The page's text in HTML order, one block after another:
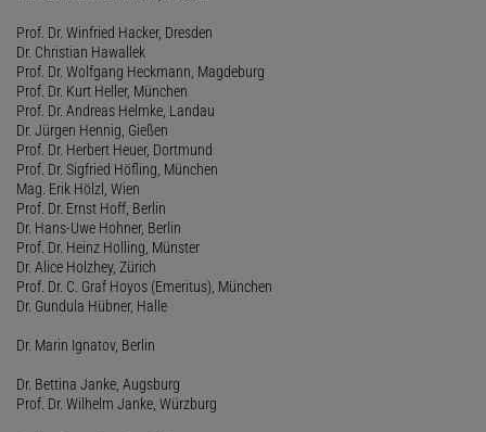
Prof. Dr. Winfried Hacker, Dresden
Dr. Christian Hawallek
Prof. Dr. Wolfgang Heckmann, Magdeburg
Prof. Dr. Kurt Heller, München
Prof. Dr. Andreas Helmke, Landau
Dr. Jürgen Hennig, Gießen
Prof. Dr. Herbert Heuer, Dortmund
Prof. Dr. Sigfried Höfling, München
Mag. Erik Hölzl, Wien
Prof. Dr. Ernst Hoff, Berlin
Dr. Hans-Uwe Hohner, Berlin
Prof. Dr. Heinz Holling, Münster
Dr. Alice Holzhey, Zürich
Prof. Dr. C. Graf Hoyos (Emeritus), München
Dr. Gundula Hübner, Halle
Dr. Marin Ignatov, Berlin
Dr. Bettina Janke, Augsburg
Prof. Dr. Wilhelm Janke, Würzburg